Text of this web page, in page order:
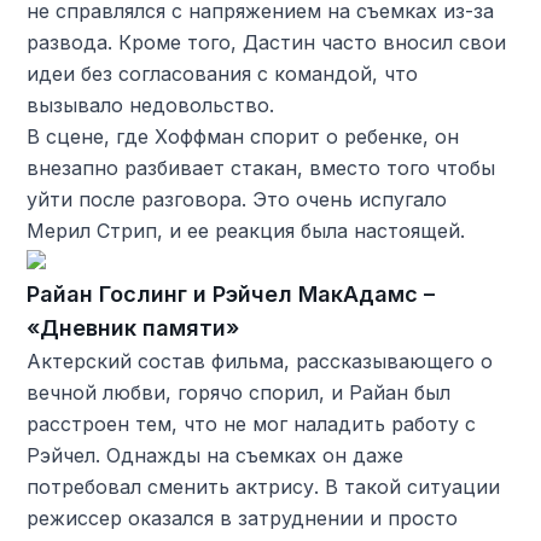
не справлялся с напряжением на съемках из-за
развода. Кроме того, Дастин часто вносил свои
идеи без согласования с командой, что
вызывало недовольство.
В сцене, где Хоффман спорит о ребенке, он
внезапно разбивает стакан, вместо того чтобы
уйти после разговора. Это очень испугало
Мерил Стрип, и ее реакция была настоящей.
Райан Гослинг и Рэйчел МакАдамс –
«Дневник памяти»
Актерский состав фильма, рассказывающего о
вечной любви, горячо спорил, и Райан был
расстроен тем, что не мог наладить работу с
Рэйчел. Однажды на съемках он даже
потребовал сменить актрису. В такой ситуации
режиссер оказался в затруднении и просто